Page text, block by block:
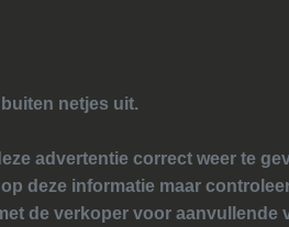
netjes uit.
advertentie correct weer te
deze informatie maar
de verkoper voor aanvullende